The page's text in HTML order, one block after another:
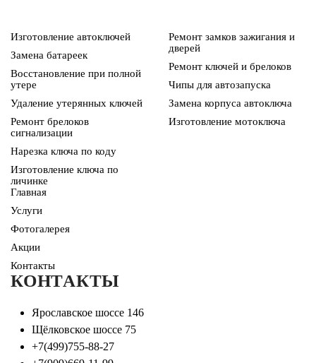
Изготовление автоключей
Замена батареек
Восстановление при полной
утере
Удаление утерянных ключей
Ремонт брелоков
сигнализации
Нарезка ключа по коду
Изготовление ключа по
личинке
Ремонт замков зажигания и
дверей
Ремонт ключей и брелоков
Чипы для автозапуска
Замена корпуса автоключа
Изготовление мотоключа
Главная
Услуги
Фотогалерея
Акции
Контакты
КОНТАКТЫ
Ярославское шоссе 146
Щёлковское шоссе 75
+7(499)755-88-27